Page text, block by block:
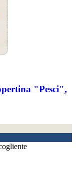
"Pesci",